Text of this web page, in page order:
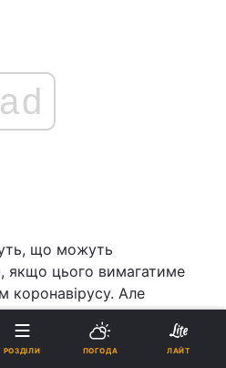
ad
що можуть
якщо цього вимагатиме
коронавірусу. Але
припустив можливість
карантину, якщо
почне знижуватися.
РОЗДІЛИ ПОГОДА ЛАЙТ